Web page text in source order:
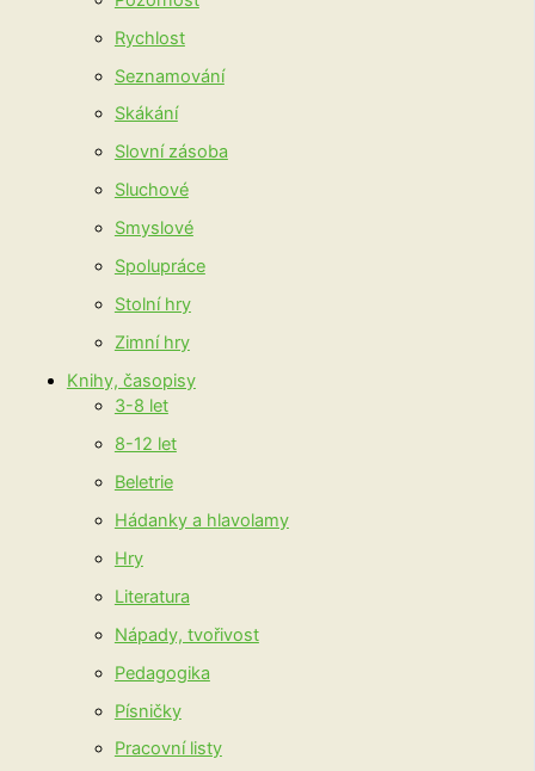
Rychlost
Seznamování
Skákání
Slovní zásoba
Sluchové
Smyslové
Spolupráce
Stolní hry
Zimní hry
Knihy, časopisy
3-8 let
8-12 let
Beletrie
Hádanky a hlavolamy
Hry
Literatura
Nápady, tvořivost
Pedagogika
Písničky
Pracovní listy